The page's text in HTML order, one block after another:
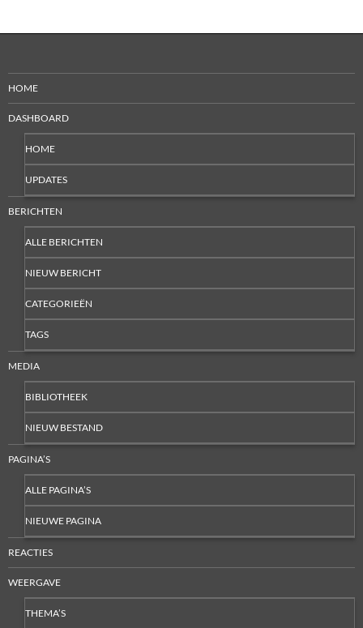
HOME
DASHBOARD
HOME
UPDATES
BERICHTEN
ALLE BERICHTEN
NIEUW BERICHT
CATEGORIEËN
TAGS
MEDIA
BIBLIOTHEEK
NIEUW BESTAND
PAGINA’S
ALLE PAGINA’S
NIEUWE PAGINA
REACTIES
WEERGAVE
THEMA’S